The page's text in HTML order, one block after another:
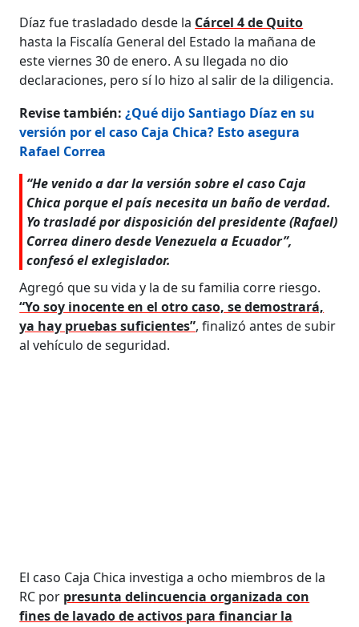
Díaz fue trasladado desde la Cárcel 4 de Quito
hasta la Fiscalía General del Estado la mañana de
este viernes 30 de enero. A su llegada no dio
declaraciones, pero sí lo hizo al salir de la diligencia.
Revise también:¿Qué dijo Santiago Díaz en su
versión por el caso Caja Chica? Esto asegura
Rafael Correa
“He venido a dar la versión sobre el caso Caja
Chica porque el país necesita un baño de verdad.
Yo trasladé por disposición del presidente (Rafael)
Correa dinero desde Venezuela a Ecuador”,
confesó el exlegislador.
Agregó que su vida y la de su familia corre riesgo.
“Yo soy inocente en el otro caso, se demostrará,
ya hay pruebas suficientes”, finalizó antes de subir
al vehículo de seguridad.
El caso Caja Chica investiga a ocho miembros de la
RC por presunta delincuencia organizada con
fines de lavado de activos para financiar la